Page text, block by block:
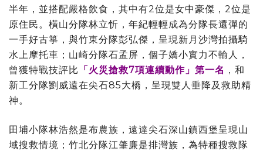
半年，並搭配嚴格飲食，其中有2位是女中豪傑，2位是
原住民。橫山分隊林立忻，年紀輕輕成為分隊長還彈的
一手好古箏，與竹東分隊彭弘傑，呈現新月沙灣拍攝騎
水上摩托車；山崎分隊石孟屏，個子嬌小實力不輸人，
曾獲特戰技評比 「火災搶救7項連續動作」第一名 ，和
新工分隊劉威遠在尖石85大橋，呈現雙人垂降及救助精
神。
田埔小隊林浩然是布農族，遠達尖石深山鎮西堡呈現山
域搜救情境；竹北分隊江肇廉是排灣族，為特種搜救隊